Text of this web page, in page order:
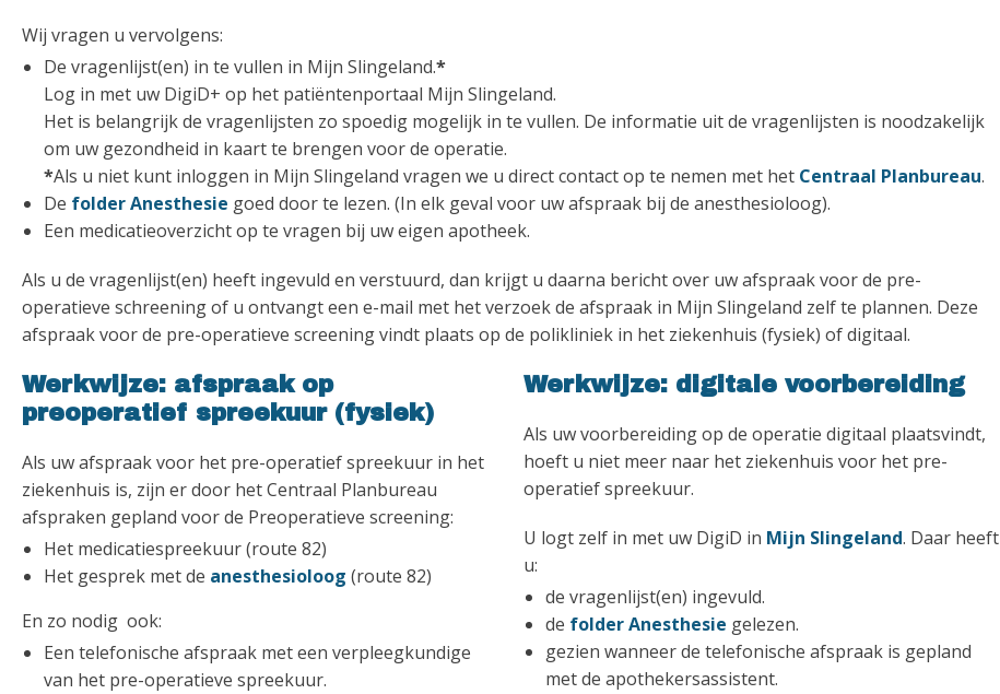
Wij vragen u vervolgens:
De vragenlijst(en) in te vullen in Mijn Slingeland.*
Log in met uw DigiD+ op het patiëntenportaal Mijn Slingeland.
Het is belangrijk de vragenlijsten zo spoedig mogelijk in te vullen. De informatie uit de vragenlijsten is noodzakelijk
om uw gezondheid in kaart te brengen voor de operatie.
*Als u niet kunt inloggen in Mijn Slingeland vragen we u direct contact op te nemen met het Centraal Planbureau.
De folder Anesthesie goed door te lezen. (In elk geval voor uw afspraak bij de anesthesioloog).
Een medicatieoverzicht op te vragen bij uw eigen apotheek.
Als u de vragenlijst(en) heeft ingevuld en verstuurd, dan krijgt u daarna bericht over uw afspraak voor de pre-
operatieve schreening of u ontvangt een e-mail met het verzoek de afspraak in Mijn Slingeland zelf te plannen. Deze
afspraak voor de pre-operatieve screening vindt plaats op de polikliniek in het ziekenhuis (fysiek) of digitaal.
Werkwijze: afspraak op
preoperatief spreekuur (fysiek)
Als uw afspraak voor het pre-operatief spreekuur in het
ziekenhuis is, zijn er door het Centraal Planbureau
afspraken gepland voor de Preoperatieve screening:
Het medicatiespreekuur (route 82)
Het gesprek met de anesthesioloog (route 82)
En zo nodig ook:
Een telefonische afspraak met een verpleegkundige
van het pre-operatieve spreekuur.
Werkwijze: digitale voorbereiding
Als uw voorbereiding op de operatie digitaal plaatsvindt,
hoeft u niet meer naar het ziekenhuis voor het pre-
operatief spreekuur.
U logt zelf in met uw DigiD in Mijn Slingeland. Daar heeft
u:
de vragenlijst(en) ingevuld.
de folder Anesthesie gelezen.
gezien wanneer de telefonische afspraak is gepland
met de apothekersassistent.